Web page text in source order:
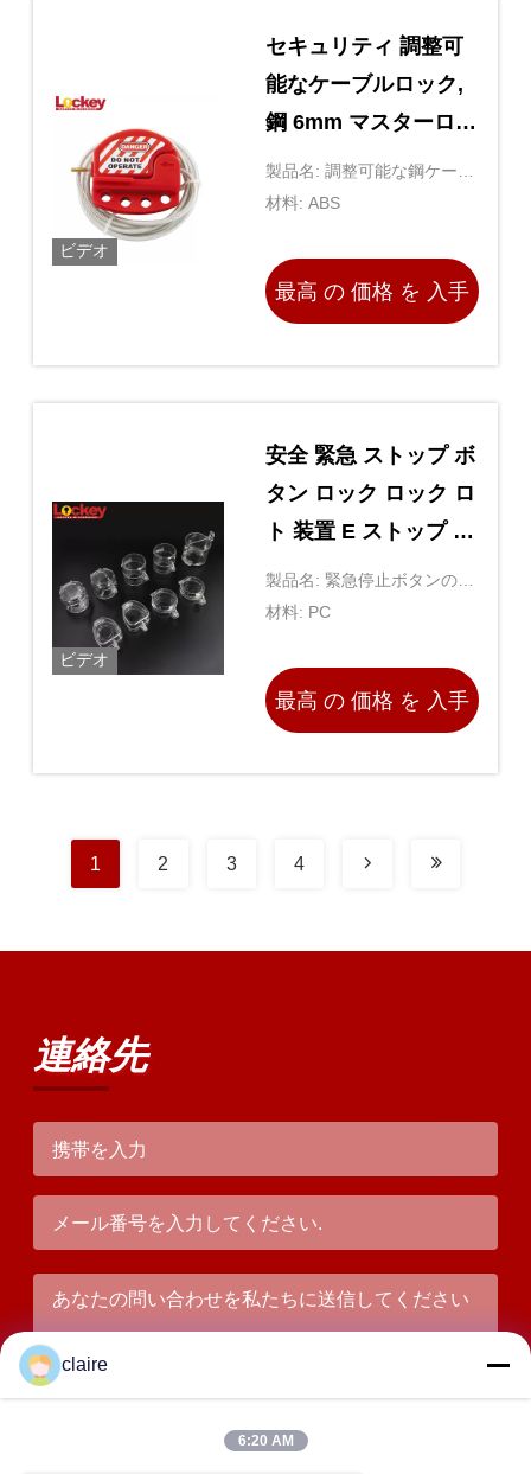
ビデオ
セキュリティ 調整可
能なケーブルロック,
鋼 6mm マスターロッ
クケーブルロック
製品名: 調整可能な鋼ケーブ
ルロック
材料: ABS
最高 の 価格 を 入手
ビデオ
安全 緊急 ストップ ボ
タン ロック ロック ロ
ト 装置 E ストップ ロ
ック
製品名: 緊急停止ボタンのロ
ックアウト
材料: PC
最高 の 価格 を 入手
1 2 3 4
連絡先
claire
6:20 AM